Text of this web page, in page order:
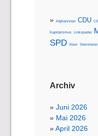
Afghanistan CDU
Kapitalismus Linkspartei
SPD Stasi Steinmeier
Archiv
Juni 2026
Mai 2026
April 2026